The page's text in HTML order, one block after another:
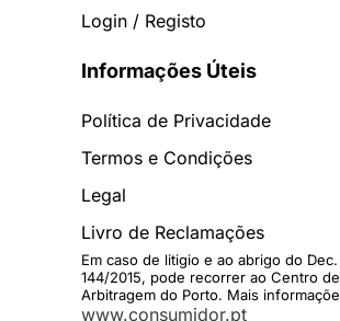
Login / Registo
Informações Úteis
Política de Privacidade
Termos e Condições
Legal
Livro de Reclamações
Em caso de litigio e ao abrigo do
144/2015, pode recorrer ao Centro de
Arbitragem do Porto. Mais
www.consumidor.pt